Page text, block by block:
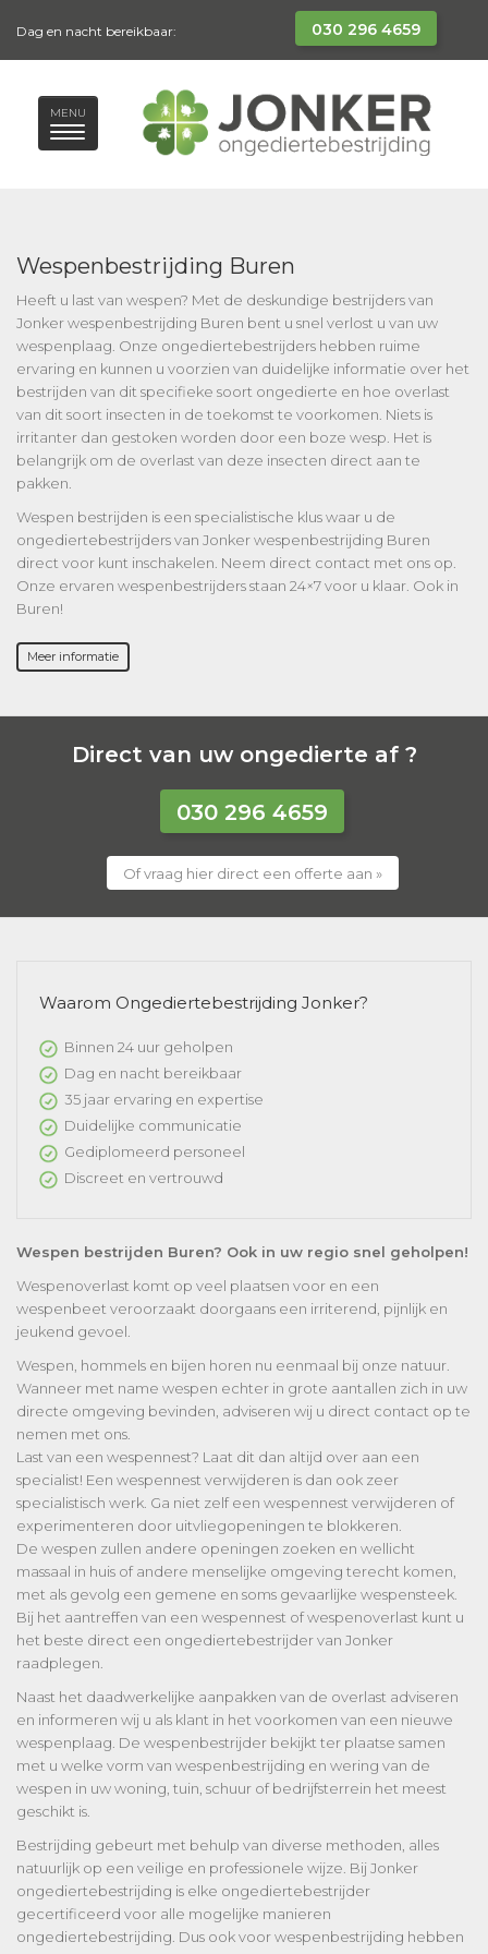
Dag en nacht bereikbaar: 030 296 4659
MENU
Wespenbestrijding Buren
Heeft u last van wespen? Met de deskundige bestrijders van
Jonker wespenbestrijding Buren bent u snel verlost u van uw
wespenplaag. Onze ongediertebestrijders hebben ruime
ervaring en kunnen u voorzien van duidelijke informatie over het
bestrijden van dit specifieke soort ongedierte en hoe overlast
van dit soort insecten in de toekomst te voorkomen. Niets is
irritanter dan gestoken worden door een boze wesp. Het is
belangrijk om de overlast van deze insecten direct aan te
pakken.
Wespen bestrijden is een specialistische klus waar u de
ongediertebestrijders van Jonker wespenbestrijding Buren
direct voor kunt inschakelen. Neem direct contact met ons op.
Onze ervaren wespenbestrijders staan 24×7 voor u klaar. Ook in
Buren!
Meer informatie
Direct van uw ongedierte af ?
030 296 4659
Of vraag hier direct een offerte aan »
Waarom Ongediertebestrijding Jonker?
Binnen 24 uur geholpen
Dag en nacht bereikbaar
35 jaar ervaring en expertise
Duidelijke communicatie
Gediplomeerd personeel
Discreet en vertrouwd
Wespen bestrijden Buren? Ook in uw regio snel geholpen!
Wespenoverlast komt op veel plaatsen voor en een
wespenbeet veroorzaakt doorgaans een irriterend, pijnlijk en
jeukend gevoel.
Wespen, hommels en bijen horen nu eenmaal bij onze natuur.
Wanneer met name wespen echter in grote aantallen zich in uw
directe omgeving bevinden, adviseren wij u direct contact op te
nemen met ons.
Last van een wespennest? Laat dit dan altijd over aan een
specialist! Een wespennest verwijderen is dan ook zeer
specialistisch werk. Ga niet zelf een wespennest verwijderen of
experimenteren door uitvliegopeningen te blokkeren.
De wespen zullen andere openingen zoeken en wellicht
massaal in huis of andere menselijke omgeving terecht komen,
met als gevolg een gemene en soms gevaarlijke wespensteek.
Bij het aantreffen van een wespennest of wespenoverlast kunt u
het beste direct een ongediertebestrijder van Jonker
raadplegen.
Naast het daadwerkelijke aanpakken van de overlast adviseren
en informeren wij u als klant in het voorkomen van een nieuwe
wespenplaag. De wespenbestrijder bekijkt ter plaatse samen
met u welke vorm van wespenbestrijding en wering van de
wespen in uw woning, tuin, schuur of bedrijfsterrein het meest
geschikt is.
Bestrijding gebeurt met behulp van diverse methoden, alles
natuurlijk op een veilige en professionele wijze. Bij Jonker
ongediertebestrijding is elke ongediertebestrijder
gecertificeerd voor alle mogelijke manieren
ongediertebestrijding. Dus ook voor wespenbestrijding hebben